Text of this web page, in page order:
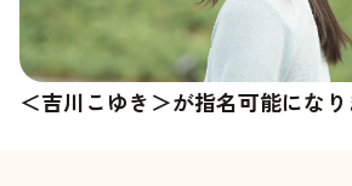
＜吉川こゆき＞が指名可能にな